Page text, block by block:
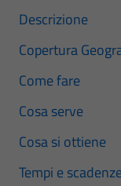
Descrizione
Copertura
Come fare
Cosa serve
Cosa si ottiene
Tempi e